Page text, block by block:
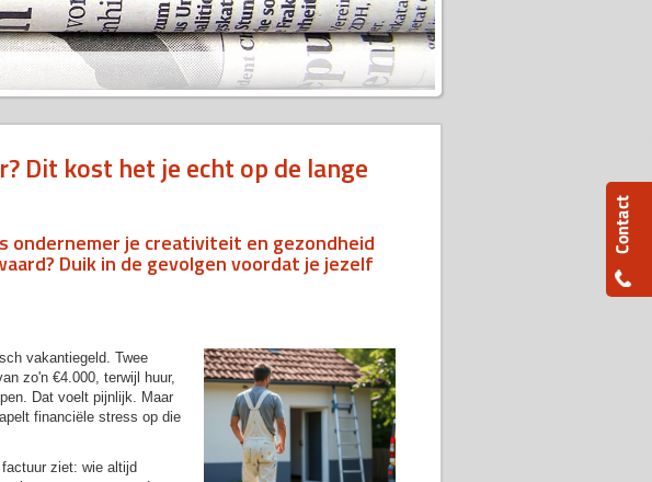
Dit kost het je echt op de lange
ondernemer je creativiteit en gezondheid
Duik in de gevolgen voordat je jezelf
vakantiegeld. Twee
zo'n €4.000, terwijl huur,
Dat voelt pijnlijk. Maar
financiële stress op die
ziet: wie altijd